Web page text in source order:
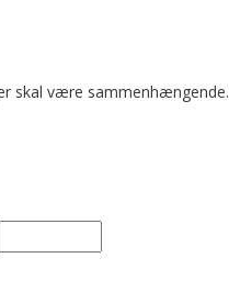
skal være sammenhængende.